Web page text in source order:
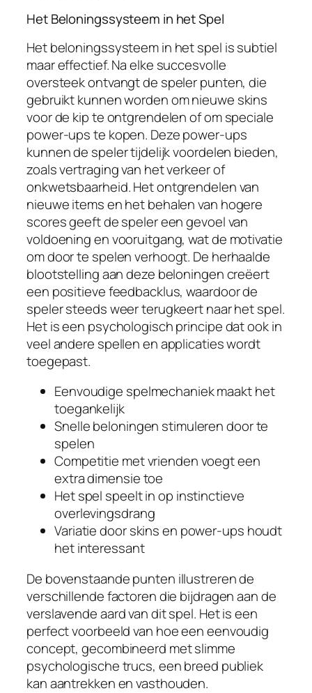
Het Beloningssysteem in het Spel
Het beloningssysteem in het spel is subtiel
maar effectief. Na elke succesvolle
oversteek ontvangt de speler punten, die
gebruikt kunnen worden om nieuwe skins
voor de kip te ontgrendelen of om speciale
power-ups te kopen. Deze power-ups
kunnen de speler tijdelijk voordelen bieden,
zoals vertraging van het verkeer of
onkwetsbaarheid. Het ontgrendelen van
nieuwe items en het behalen van hogere
scores geeft de speler een gevoel van
voldoening en vooruitgang, wat de motivatie
om door te spelen verhoogt. De herhaalde
blootstelling aan deze beloningen creëert
een positieve feedbacklus, waardoor de
speler steeds weer terugkeert naar het spel.
Het is een psychologisch principe dat ook in
veel andere spellen en applicaties wordt
toegepast.
Eenvoudige spelmechaniek maakt het
toegankelijk
Snelle beloningen stimuleren door te
spelen
Competitie met vrienden voegt een
extra dimensie toe
Het spel speelt in op instinctieve
overlevingsdrang
Variatie door skins en power-ups houdt
het interessant
De bovenstaande punten illustreren de
verschillende factoren die bijdragen aan de
verslavende aard van dit spel. Het is een
perfect voorbeeld van hoe een eenvoudig
concept, gecombineerd met slimme
psychologische trucs, een breed publiek
kan aantrekken en vasthouden.